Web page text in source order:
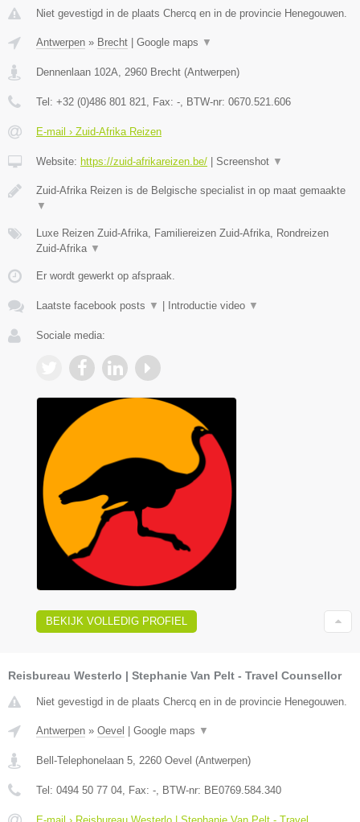
Niet gevestigd in de plaats Chercq en in de provincie Henegouwen.
Antwerpen » Brecht | Google maps ▼
Dennenlaan 102A 2960 Brecht (Antwerpen)
Tel: +32 (0)486 801 821 , Fax: - , BTW-nr: 0670.521.606
E-mail › Zuid-Afrika Reizen
Website: https://zuid-afrikareizen.be/ | Screenshot ▼
Zuid-Afrika Reizen is de Belgische specialist in op maat gemaakte
▼
Luxe Reizen Zuid-Afrika, Familiereizen Zuid-Afrika, Rondreizen
Zuid-Afrika ▼
Er wordt gewerkt op afspraak.
Laatste facebook posts ▼ | Introductie video ▼
Sociale media:
BEKIJK VOLLEDIG PROFIEL
Reisbureau Westerlo | Stephanie Van Pelt - Travel Counsellor
Niet gevestigd in de plaats Chercq en in de provincie Henegouwen.
Antwerpen » Oevel Google maps ▼
Bell-Telephonelaan 5 2260 Oevel (Antwerpen)
Tel: 0494 50 77 04 , Fax: - , BTW-nr: BE0769.584.340